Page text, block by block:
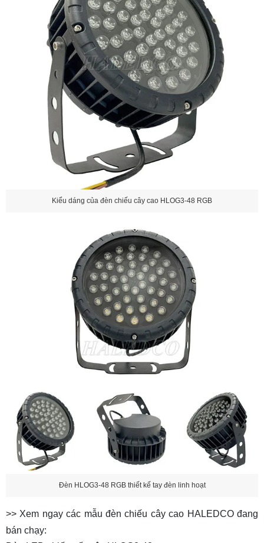
Kiểu dáng của đèn chiếu cây cao HLOG3-48 RGB
Đèn HLOG3-48 RGB thiết kế tay đèn linh hoạt
>> Xem ngay các mẫu đèn chiếu cây cao HALEDCO đang
bán chạy: